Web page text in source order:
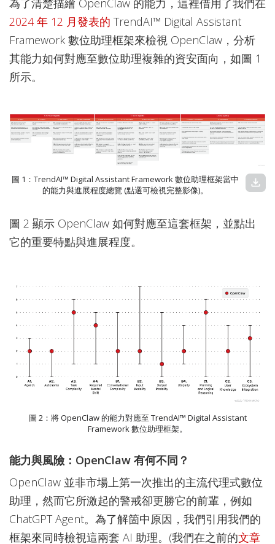
為了清楚描繪 OpenClaw 的能力，這裡借用了我們在
2024 年 12 月發表的 TrendAI™ Digital Assistant
Framework 數位助理框架來檢視 OpenClaw，分析
其能力如何對應至數位助理複雜的資安面向，如圖 1
所示。
圖 1：TrendAI™ Digital Assistant Framework 數位助理框架當中
的能力與進展程度總覽 (點選可檢視完整影像)。
download
圖 2 顯示 OpenClaw 如何對應至這套框架，並點出
它的重要特點與進展程度。
圖 2：將 OpenClaw 的能力對應至 TrendAI™ Digital Assistant
Framework 數位助理框架。
能力與風險：OpenClaw 有何不同？
OpenClaw 並非市場上第一次推出的主流代理式數位
助理，然而它所激起的警戒卻更勝它的前輩，例如
ChatGPT Agent。為了解箇中原因，我們引用我們的
框架來同時檢視這兩套 AI 助理。(我們在之前的文章